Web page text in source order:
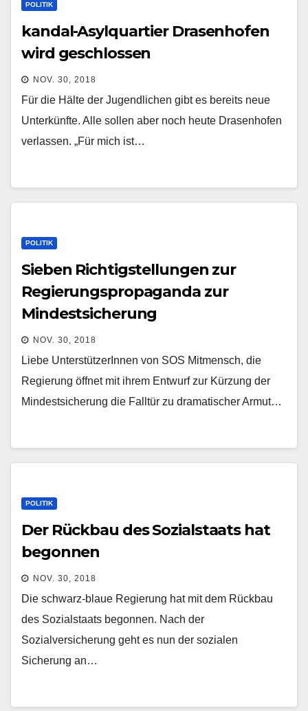
POLITIK
kandal-Asylquartier Drasenhofen
wird geschlossen
NOV. 30, 2018
Für die Hälte der Jugendlichen gibt es bereits neue
Unterkünfte. Alle sollen aber noch heute Drasenhofen
verlassen. „Für mich ist…
POLITIK
Sieben Richtigstellungen zur
Regierungspropaganda zur
Mindestsicherung
NOV. 30, 2018
Liebe UnterstützerInnen von SOS Mitmensch, die
Regierung öffnet mit ihrem Entwurf zur Kürzung der
Mindestsicherung die Falltür zu dramatischer Armut…
POLITIK
Der Rückbau des Sozialstaats hat
begonnen
NOV. 30, 2018
Die schwarz-blaue Regierung hat mit dem Rückbau
des Sozialstaats begonnen. Nach der
Sozialversicherung geht es nun der sozialen
Sicherung an…